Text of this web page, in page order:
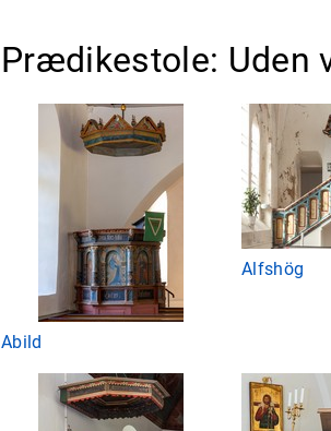
Prædikestole: Uden
Abild
Alfshög